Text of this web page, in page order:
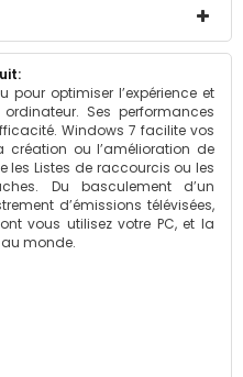
optimiser l’expérience et
Ses performances
Windows 7 facilite vos
ou l’amélioration de
les Listes de raccourcis ou les
Du basculement d’un
d’émissions télévisées,
vous utilisez votre PC, et la
monde.